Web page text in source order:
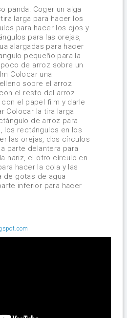
panda: Coger un alga
larga para hacer los
para hacer los ojos y
para las orejas,
alargadas para hacer
pequeño para la
de arroz sobre un
Colocar una
sobre el arroz
el resto del arroz
con el papel film y darle
Colocar la tira larga
de arroz para
los rectángulos en los
las orejas, dos círculos
parte delantera para
nariz, el otro círculo en
hacer la cola y las
de gotas de agua
inferior para hacer